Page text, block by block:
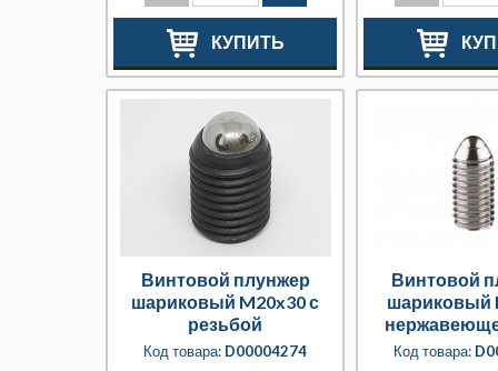
КУПИТЬ
Винтовой плунжер
шариковый M20x30 с
резьбой
Код товара: D00004274
Винтовой
шариковый
Код товара: